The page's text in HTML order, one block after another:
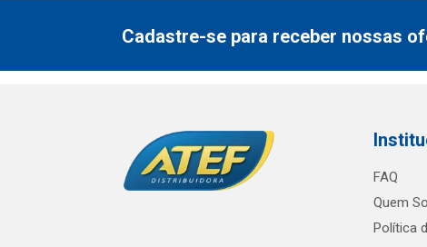
Cadastre-se para receber nossas
FAQ
Quem
Política